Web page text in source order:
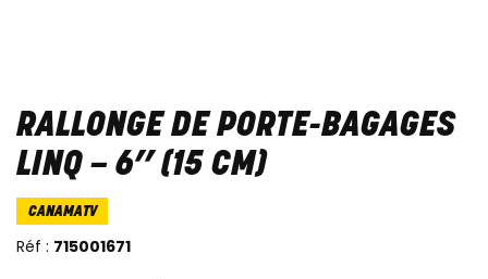
RALLONGE DE PORTE-BAGAGES
LINQ – 6’’ (15 CM)
CANAMATV
Réf : 715001671